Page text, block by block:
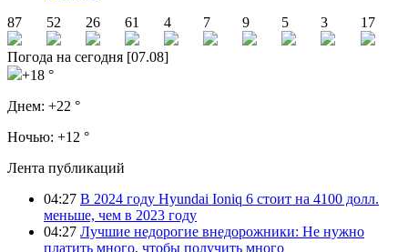
87
52 26 61 4 7 9 5 3 17
Погода на сегодня [07.08]
+18 °
Днем: +22 °
Ночью: +12 °
Лента публикаций
04:27 В 2024 году Hyundai Ioniq 6 стоит на 4100 долл.
меньше, чем в 2023 году
04:27 Лучшие недорогие внедорожники: Не нужно
платить много, чтобы получить много